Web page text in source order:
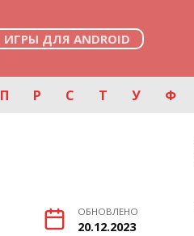
ИГРЫ ДЛЯ ANDROID
П Р С Т У Ф
ОБНОВЛЕНО
20.12.2023